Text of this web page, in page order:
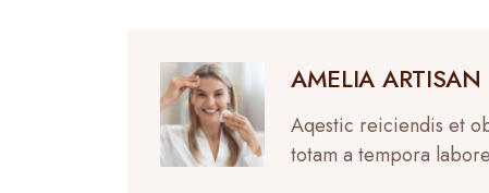
AMELIA ARTISAN
Aqestic reiciendis et
totam a tempora